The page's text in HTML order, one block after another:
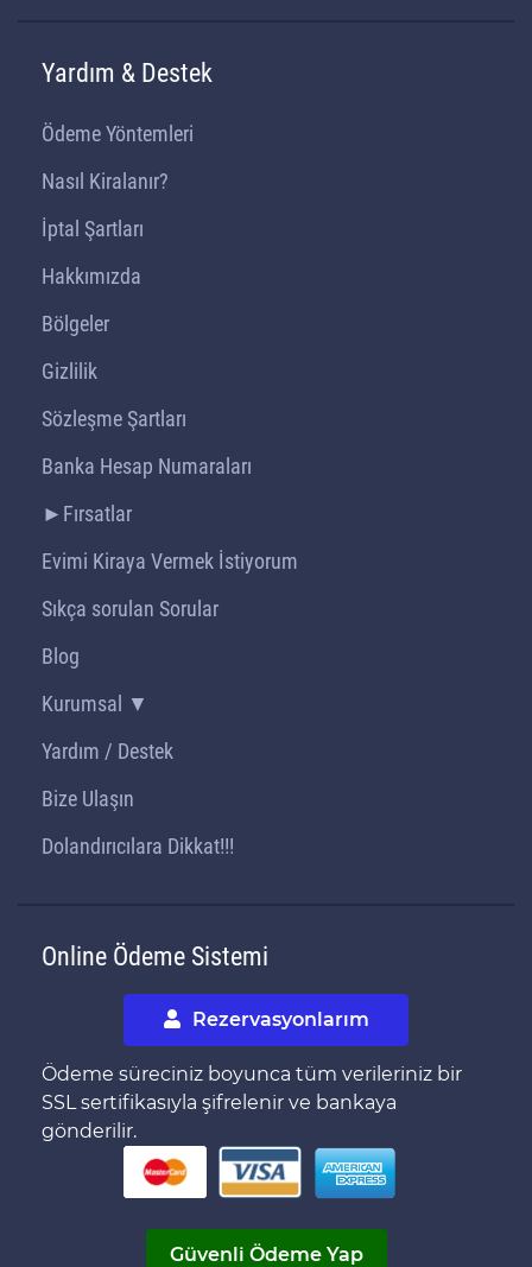
Yardım & Destek
Ödeme Yöntemleri
Nasıl Kiralanır?
İptal Şartları
Hakkımızda
Bölgeler
Gizlilik
Sözleşme Şartları
Banka Hesap Numaraları
►Fırsatlar
Evimi Kiraya Vermek İstiyorum
Sıkça sorulan Sorular
Blog
Kurumsal ▼
Yardım / Destek
Bize Ulaşın
Dolandırıcılara Dikkat!!!
Online Ödeme Sistemi
Rezervasyonlarım
Ödeme süreciniz boyunca tüm verileriniz bir
SSL sertifikasıyla şifrelenir ve bankaya
gönderilir.
Güvenli Ödeme Yap